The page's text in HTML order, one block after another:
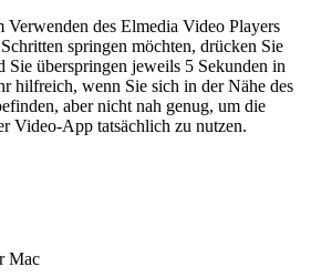
Verwenden des Elmedia Video Players
springen möchten, drücken Sie
überspringen jeweils 5 Sekunden in
hilfreich, wenn Sie sich in der Nähe des
aber nicht nah genug, um die
Video-App tatsächlich zu nutzen.
Mac